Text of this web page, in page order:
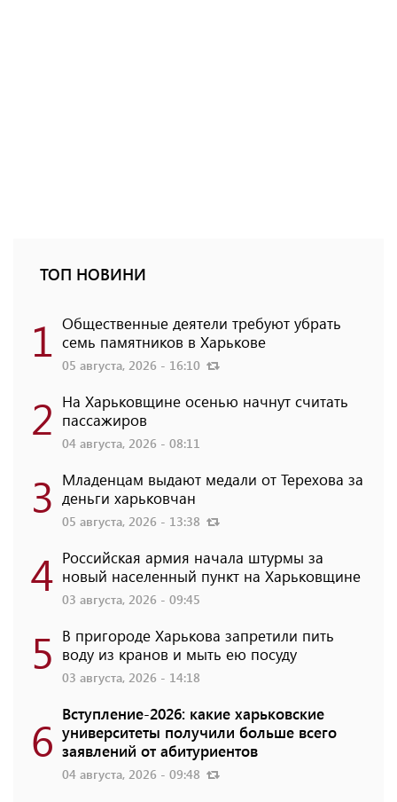
ТОП НОВИНИ
1 Общественные деятели требуют убрать
семь памятников в Харькове
05 августа, 2026 - 16:10
2 На Харьковщине осенью начнут считать
пассажиров
04 августа, 2026 - 08:11
3 Младенцам выдают медали от Терехова за
деньги харьковчан
05 августа, 2026 - 13:38
4 Российская армия начала штурмы за
новый населенный пункт на Харьковщине
03 августа, 2026 - 09:45
5 В пригороде Харькова запретили пить
воду из кранов и мыть ею посуду
03 августа, 2026 - 14:18
6 Вступление-2026: какие харьковские
университеты получили больше всего
заявлений от абитуриентов
04 августа, 2026 - 09:48